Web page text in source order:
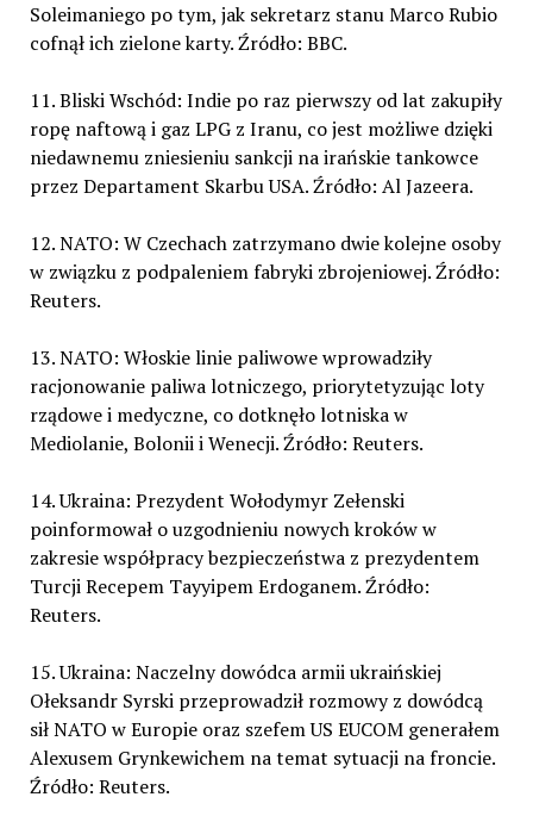
Soleimaniego po tym, jak sekretarz stanu Marco Rubio
cofnął ich zielone karty. Źródło: BBC.
11. Bliski Wschód: Indie po raz pierwszy od lat zakupiły
ropę naftową i gaz LPG z Iranu, co jest możliwe dzięki
niedawnemu zniesieniu sankcji na irańskie tankowce
przez Departament Skarbu USA. Źródło: Al Jazeera.
12. NATO: W Czechach zatrzymano dwie kolejne osoby
w związku z podpaleniem fabryki zbrojeniowej. Źródło:
Reuters.
13. NATO: Włoskie linie paliwowe wprowadziły
racjonowanie paliwa lotniczego, priorytetyzując loty
rządowe i medyczne, co dotknęło lotniska w
Mediolanie, Bolonii i Wenecji. Źródło: Reuters.
14. Ukraina: Prezydent Wołodymyr Zełenski
poinformował o uzgodnieniu nowych kroków w
zakresie współpracy bezpieczeństwa z prezydentem
Turcji Recepem Tayyipem Erdoganem. Źródło:
Reuters.
15. Ukraina: Naczelny dowódca armii ukraińskiej
Ołeksandr Syrski przeprowadził rozmowy z dowódcą
sił NATO w Europie oraz szefem US EUCOM generałem
Alexusem Grynkewichem na temat sytuacji na froncie.
Źródło: Reuters.